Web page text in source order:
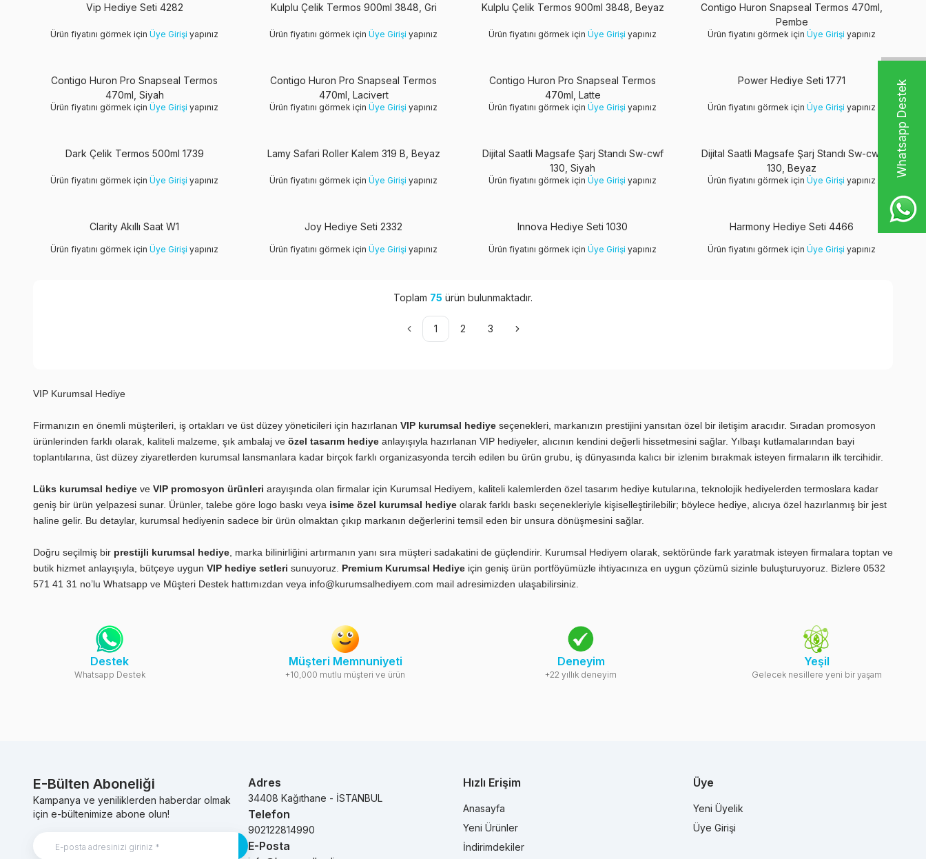
W
h
t
s
a
p
p
D
e
s
t
e
k
H
a
t
t
Vip Hediye Seti 4282
Ürün fiyatını görmek için Üye Girişi yapınız
Kulplu Çelik Termos 900ml 3848, Gri
Ürün fiyatını görmek için Üye Girişi yapınız
Kulplu Çelik Termos 900ml 3848, Beyaz
Ürün fiyatını görmek için Üye Girişi yapınız
Contigo Huron Snapseal Termos 470ml,
Pembe
Ürün fiyatını görmek için Üye Girişi yapınız
Contigo Huron Pro Snapseal Termos
470ml, Siyah
Ürün fiyatını görmek için Üye Girişi yapınız
Contigo Huron Pro Snapseal Termos
470ml, Lacivert
Ürün fiyatını görmek için Üye Girişi yapınız
Contigo Huron Pro Snapseal Termos
470ml, Latte
Ürün fiyatını görmek için Üye Girişi yapınız
Power Hediye Seti 1771
Ürün fiyatını görmek için Üye Girişi yapınız
Dark Çelik Termos 500ml 1739
Ürün fiyatını görmek için Üye Girişi yapınız
Lamy Safari Roller Kalem 319 B, Beyaz
Ürün fiyatını görmek için Üye Girişi yapınız
Dijital Saatli Magsafe Şarj Standı Sw-cwf
130, Siyah
Ürün fiyatını görmek için Üye Girişi yapınız
Dijital Saatli Magsafe Şarj Standı Sw-cwf
130, Beyaz
Ürün fiyatını görmek için Üye Girişi yapınız
Clarity Akıllı Saat W1
Ürün fiyatını görmek için Üye Girişi yapınız
Joy Hediye Seti 2332
Ürün fiyatını görmek için Üye Girişi yapınız
Innova Hediye Seti 1030
Ürün fiyatını görmek için Üye Girişi yapınız
Harmony Hediye Seti 4466
Ürün fiyatını görmek için Üye Girişi yapınız
Toplam 75 ürün bulunmaktadır.
1 2 3
VIP Kurumsal Hediye
Firmanızın en önemli müşterileri, iş ortakları ve üst düzey yöneticileri için hazırlanan VIP kurumsal hediye seçenekleri, markanızın prestijini yansıtan özel bir iletişim aracıdır. Sıradan promosyon
ürünlerinden farklı olarak, kaliteli malzeme, şık ambalaj ve özel tasarım hediye anlayışıyla hazırlanan VIP hediyeler, alıcının kendini değerli hissetmesini sağlar. Yılbaşı kutlamalarından bayi
toplantılarına, üst düzey ziyaretlerden kurumsal lansmanlara kadar birçok farklı organizasyonda tercih edilen bu ürün grubu, iş dünyasında kalıcı bir izlenim bırakmak isteyen firmaların ilk tercihidir.
Lüks kurumsal hediye ve VIP promosyon ürünleri arayışında olan firmalar için Kurumsal Hediyem, kaliteli kalemlerden özel tasarım hediye kutularına, teknolojik hediyelerden termoslara kadar
geniş bir ürün yelpazesi sunar. Ürünler, talebe göre logo baskı veya isime özel kurumsal hediye olarak farklı baskı seçenekleriyle kişiselleştirilebilir; böylece hediye, alıcıya özel hazırlanmış bir jest
haline gelir. Bu detaylar, kurumsal hediyenin sadece bir ürün olmaktan çıkıp markanın değerlerini temsil eden bir unsura dönüşmesini sağlar.
Doğru seçilmiş bir prestijli kurumsal hediye , marka bilinirliğini artırmanın yanı sıra müşteri sadakatini de güçlendirir. Kurumsal Hediyem olarak, sektöründe fark yaratmak isteyen firmalara toptan ve
butik hizmet anlayışıyla, bütçeye uygun VIP hediye setleri sunuyoruz. Premium Kurumsal Hediye için geniş ürün portföyümüzle ihtiyacınıza en uygun çözümü sizinle buluşturuyoruz. Bizlere 0532
571 41 31 no’lu Whatsapp ve Müşteri Destek hattımızdan veya info@kurumsalhediyem.com mail adresimizden ulaşabilirsiniz.
Destek
Whatsapp Destek
Müşteri Memnuniyeti
+10,000 mutlu müşteri ve ürün
Deneyim
+22 yıllık deneyim
Yeşil
Gelecek nesillere yeni bir yaşam
E-Bülten Aboneliği
Kampanya ve yeniliklerden haberdar olmak
için e-bültenimize abone olun!
Kayıt Ol
Adres
34408 Kağıthane - İSTANBUL
Telefon
902122814990
E-Posta
Hızlı Erişim
Anasayfa
Yeni Ürünler
İndirimdekiler
Üye
Yeni Üyelik
Üye Girişi